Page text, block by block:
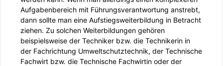
Aufgabenbereich mit Führungsverantwortung anstrebt,
dann sollte man eine Aufstiegsweiterbildung in Betracht
ziehen. Zu solchen Weiterbildungen gehören
beispielsweise der Techniker bzw. die Technikerin in
der Fachrichtung Umweltschutztechnik, der Technische
Fachwirt bzw. die Technische Fachwirtin oder der